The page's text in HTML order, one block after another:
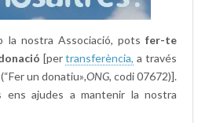
la nostra Associació, pots fer-te
[pertransferència, a través
un donatiu»,ONG, codi 07672)].
ens ajudes a mantenir la nostra